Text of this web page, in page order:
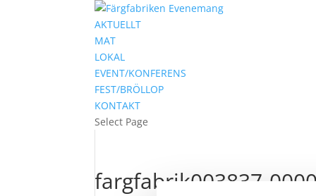
AKTUELLT
MAT
LOKAL
EVENT/KONFERENS
FEST/BRÖLLOP
KONTAKT
Select Page
fargfabrik003837-